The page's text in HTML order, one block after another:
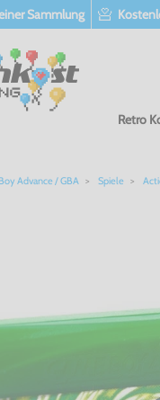
Sammlung
Retro
Advance / GBA Spiele